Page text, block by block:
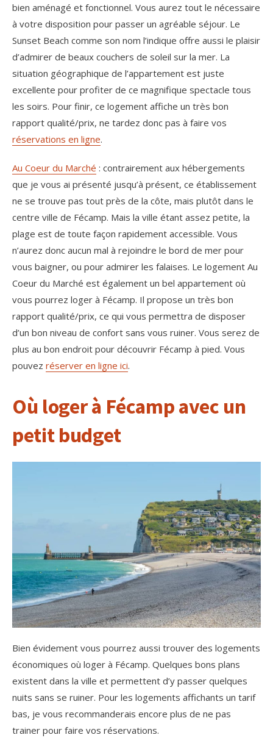
bien aménagé et fonctionnel. Vous aurez tout le nécessaire
à votre disposition pour passer un agréable séjour. Le
Sunset Beach comme son nom l’indique offre aussi le plaisir
d’admirer de beaux couchers de soleil sur la mer. La
situation géographique de l’appartement est juste
excellente pour profiter de ce magnifique spectacle tous
les soirs. Pour finir, ce logement affiche un très bon
rapport qualité/prix, ne tardez donc pas à faire vos
réservations en ligne.
Au Coeur du Marché : contrairement aux hébergements
que je vous ai présenté jusqu’à présent, ce établissement
ne se trouve pas tout près de la côte, mais plutôt dans le
centre ville de Fécamp. Mais la ville étant assez petite, la
plage est de toute façon rapidement accessible. Vous
n’aurez donc aucun mal à rejoindre le bord de mer pour
vous baigner, ou pour admirer les falaises. Le logement Au
Coeur du Marché est également un bel appartement où
vous pourrez loger à Fécamp. Il propose un très bon
rapport qualité/prix, ce qui vous permettra de disposer
d’un bon niveau de confort sans vous ruiner. Vous serez de
plus au bon endroit pour découvrir Fécamp à pied. Vous
pouvez réserver en ligne ici.
Où loger à Fécamp avec un
petit budget
Bien évidement vous pourrez aussi trouver des logements
économiques où loger à Fécamp. Quelques bons plans
existent dans la ville et permettent d’y passer quelques
nuits sans se ruiner. Pour les logements affichants un tarif
bas, je vous recommanderais encore plus de ne pas
trainer pour faire vos réservations.